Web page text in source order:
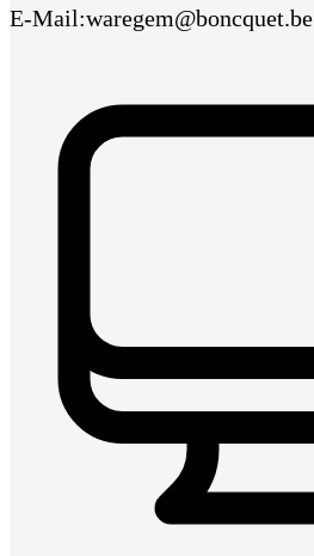
E-Mail:waregem@boncquet.be